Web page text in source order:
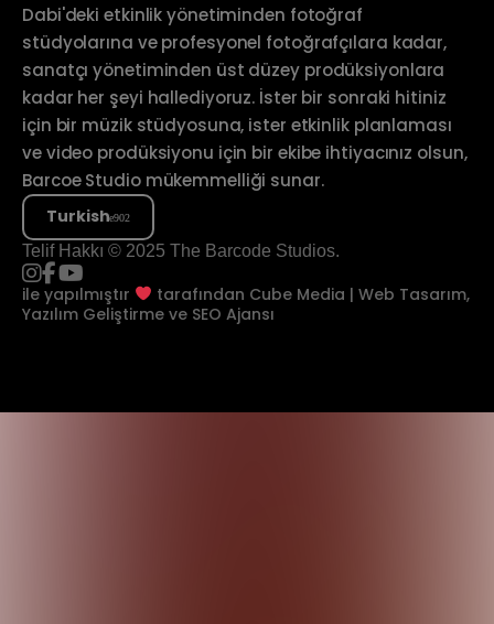
Dabi'deki etkinlik yönetiminden fotoğraf
stüdyolarına ve profesyonel fotoğrafçılara kadar,
sanatçı yönetiminden üst düzey prodüksiyonlara
kadar her şeyi hallediyoruz. İster bir sonraki hitiniz
için bir müzik stüdyosuna, ister etkinlik planlaması
ve video prodüksiyonu için bir ekibe ihtiyacınız olsun,
Barcoe Studio mükemmelliği sunar.
Turkish
Telif Hakkı © 2025 The Barcode Studios.
ile yapılmıştır tarafından Cube Media | Web Tasarım,
Yazılım Geliştirme ve SEO Ajansı